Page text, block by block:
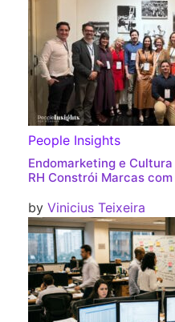
People Insights
Endomarketing e
RH Constrói Marcas
by Vinicius Teixeira